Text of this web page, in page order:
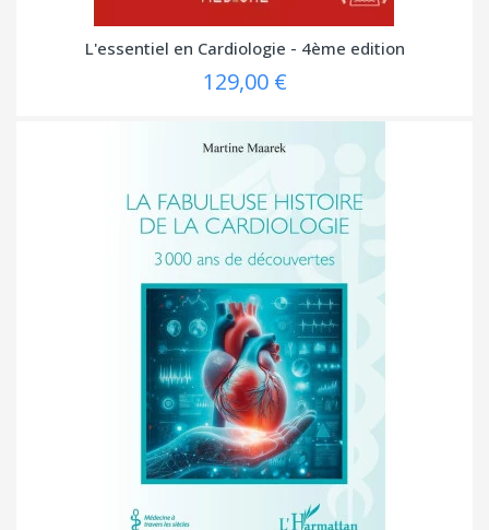
L'essentiel en Cardiologie - 4ème edition
129,00 €